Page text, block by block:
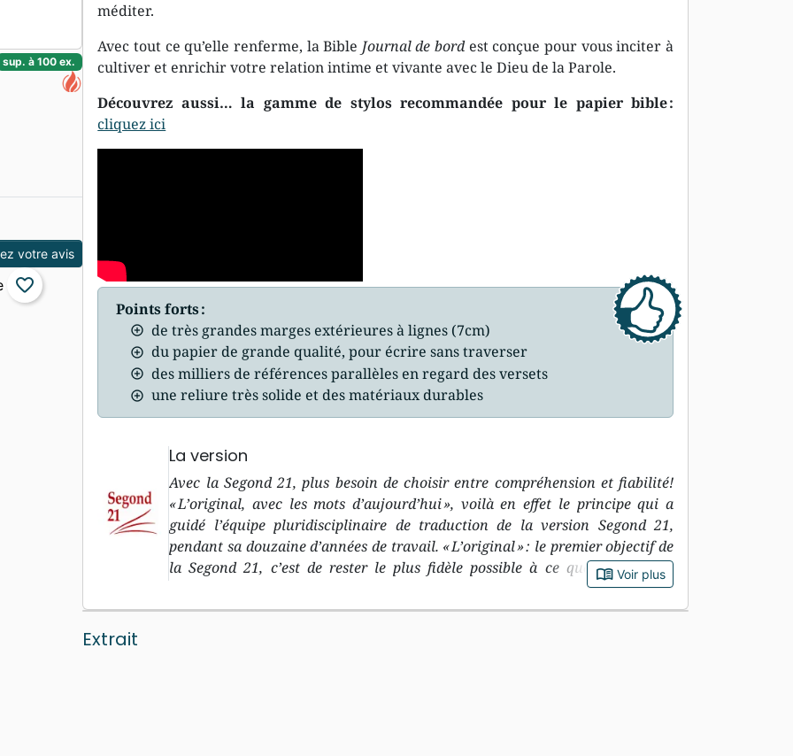
méditer.
Avec tout ce qu’elle renferme, la Bible Journal de bordest conçue pour vous inciter à
cultiver et enrichir votre relation intime et vivante avec le Dieu de la Parole.
Découvrez aussi… la gamme de stylos recommandée pour le papier bible :
cliquez ici
Points forts :
de très grandes marges extérieures à lignes (7cm)
du papier de grande qualité, pour écrire sans traverser
des milliers de références parallèles en regard des versets
une reliure très solide et des matériaux durables
La version
Avec la Segond 21, plus besoin de choisir entre compréhension et fiabilité!
« L’original, avec les mots d’aujourd’hui », voilà en effet le principe qui a
guidé l’équipe pluridisciplinaire de traduction de la version Segond 21,
pendant sa douzaine d’années de travail. « L’original » : le premier objectif de
la Segond 21, c’est de rester le plus fidèle possible à ce que dit le texte
biblique dans les langues originales, c’est-à-dire l’hébreu et l’araméen pour
l’Ancien Testament, et le grec pour le Nouveau Testament. « Avec les mots
book_open Voir plus
Extrait
sup. à 100 ex.
votre avis
favorite_border